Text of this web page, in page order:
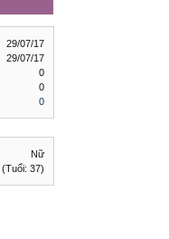
29/07/17
29/07/17
0
0
0
Nữ
(Tuổi: 37)